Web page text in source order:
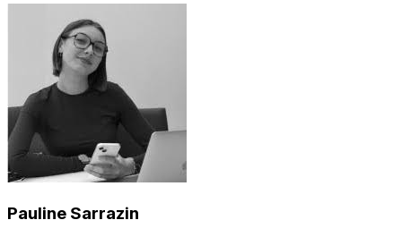
Pauline Sarrazin